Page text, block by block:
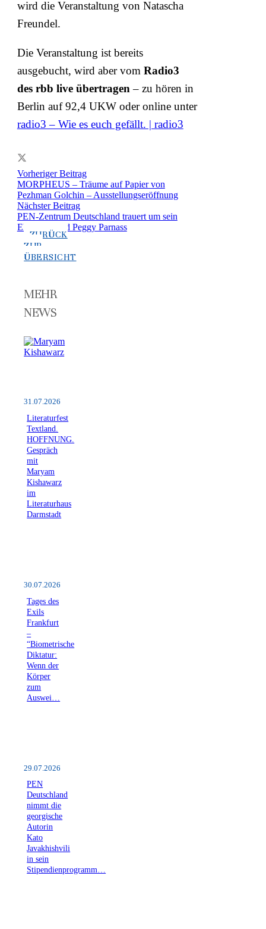
wird die Veranstaltung von Natascha
Freundel.
Die Veranstaltung ist bereits
ausgebucht, wird aber vom Radio3
des rbb live übertragen– zu hören in
Berlin auf 92,4 UKW oder online unter
radio3 – Wie es euch gefällt. | radio3
Vorheriger Beitrag
MORPHEUS – Träume auf Papier von
Pezhman Golchin – Ausstellungseröffnung
Nächster Beitrag
PEN-Zentrum Deutschland trauert um sein
Ehrenmitglied Peggy Parnass
ZURÜCK
ZUR
ÜBERSICHT
MEHR
NEWS
31.07.2026
Literaturfest
Textland.
HOFFNUNG.
Gespräch
mit
Maryam
Kishawarz
im
Literaturhaus
Darmstadt
30.07.2026
Tages des
Exils
Frankfurt
–
“Biometrische
Diktatur:
Wenn der
Körper
zum
Auswei…
29.07.2026
PEN
Deutschland
nimmt die
georgische
Autorin
Kato
Javakhishvili
in sein
Stipendienprogramm…